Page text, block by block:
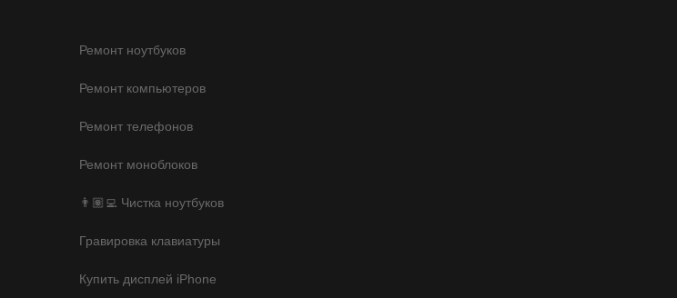
Ремонт ноутбуков
Ремонт компьютеров
Ремонт телефонов
Ремонт моноблоков
👨🏽‍💻 Чистка ноутбуков
Гравировка клавиатуры
Купить дисплей iPhone